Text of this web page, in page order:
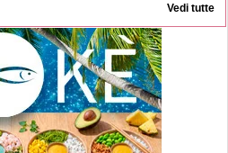
Vedi tutte